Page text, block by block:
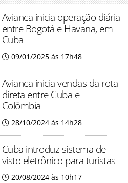
Avianca inicia operação diária
entre Bogotá e Havana, em
Cuba
09/01/2025 às 17h48
Avianca inicia vendas da rota
direta entre Cuba e
Colômbia
28/10/2024 às 14h28
Cuba introduz sistema de
visto eletrônico para turistas
20/08/2024 às 10h17